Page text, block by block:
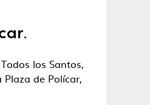
los Santos,
de Polícar,